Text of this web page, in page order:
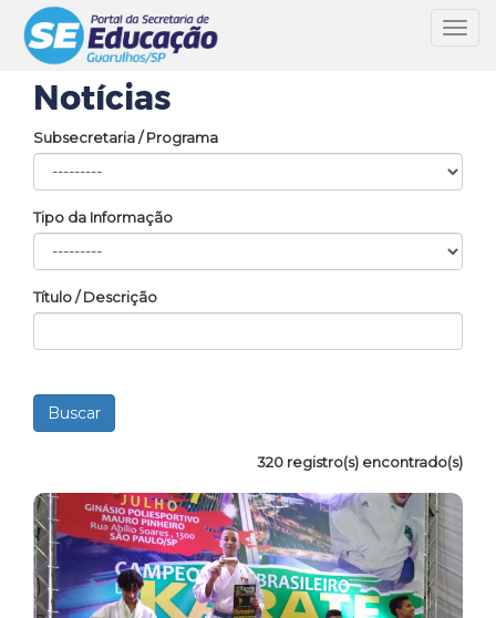
Notícias
Subsecretaria / Programa
Tipo da Informação
Título / Descrição
320 registro(s) encontrado(s)